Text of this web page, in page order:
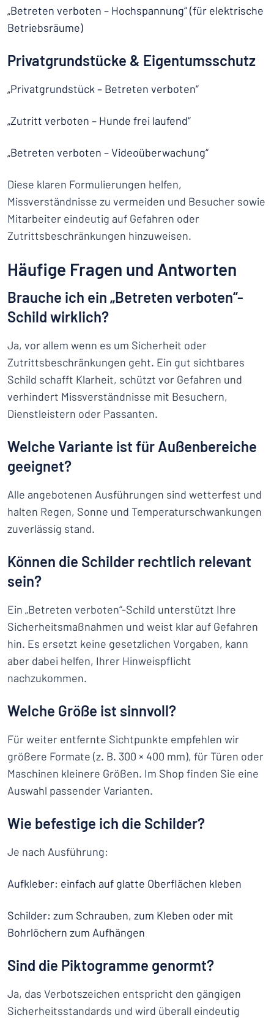
„Betreten verboten – Hochspannung“ (für elektrische
Betriebsräume)
Privatgrundstücke & Eigentumsschutz
„Privatgrundstück – Betreten verboten“
„Zutritt verboten – Hunde frei laufend“
„Betreten verboten – Videoüberwachung“
Diese klaren Formulierungen helfen,
Missverständnisse zu vermeiden und Besucher sowie
Mitarbeiter eindeutig auf Gefahren oder
Zutrittsbeschränkungen hinzuweisen.
Häufige Fragen und Antworten
Brauche ich ein „Betreten verboten“-
Schild wirklich?
Ja, vor allem wenn es um Sicherheit oder
Zutrittsbeschränkungen geht. Ein gut sichtbares
Schild schafft Klarheit, schützt vor Gefahren und
verhindert Missverständnisse mit Besuchern,
Dienstleistern oder Passanten.
Welche Variante ist für Außenbereiche
geeignet?
Alle angebotenen Ausführungen sind wetterfest und
halten Regen, Sonne und Temperaturschwankungen
zuverlässig stand.
Können die Schilder rechtlich relevant
sein?
Ein „Betreten verboten“-Schild unterstützt Ihre
Sicherheitsmaßnahmen und weist klar auf Gefahren
hin. Es ersetzt keine gesetzlichen Vorgaben, kann
aber dabei helfen, Ihrer Hinweispflicht
nachzukommen.
Welche Größe ist sinnvoll?
Für weiter entfernte Sichtpunkte empfehlen wir
größere Formate (z. B. 300 × 400 mm), für Türen oder
Maschinen kleinere Größen. Im Shop finden Sie eine
Auswahl passender Varianten.
Wie befestige ich die Schilder?
Je nach Ausführung:
Aufkleber: einfach auf glatte Oberflächen kleben
Schilder: zum Schrauben, zum Kleben oder mit
Bohrlöchern zum Aufhängen
Sind die Piktogramme genormt?
Ja, das Verbotszeichen entspricht den gängigen
Sicherheitsstandards und wird überall eindeutig